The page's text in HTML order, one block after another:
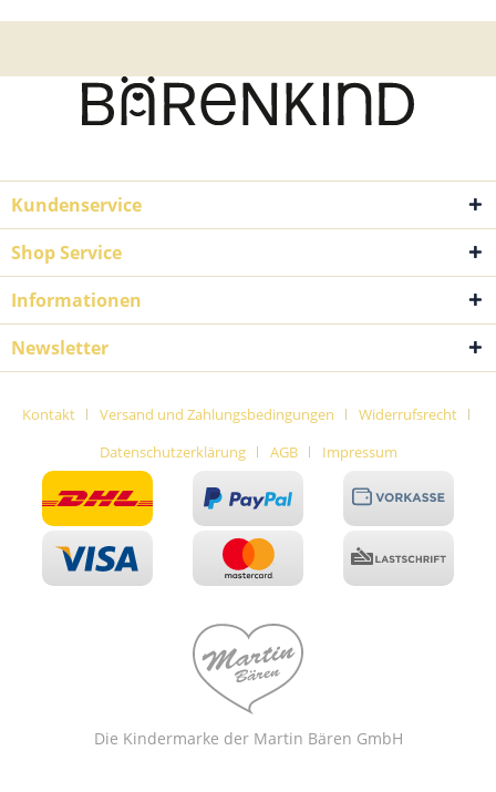
Kundenservice
Shop Service
Informationen
Newsletter
Kontakt Versand und Zahlungsbedingungen
Widerrufsrecht
Datenschutzerklärung
AGB Impressum
Die Kindermarke der Martin Bären GmbH